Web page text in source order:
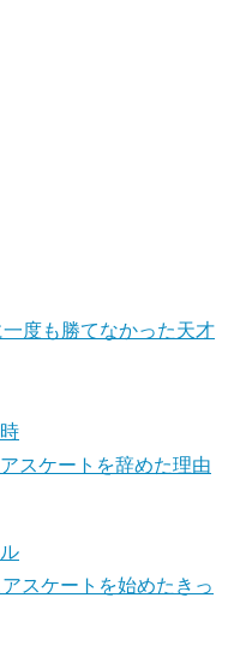
度も勝てなかった天才
スケートを辞めた理由
スケートを始めたきっ